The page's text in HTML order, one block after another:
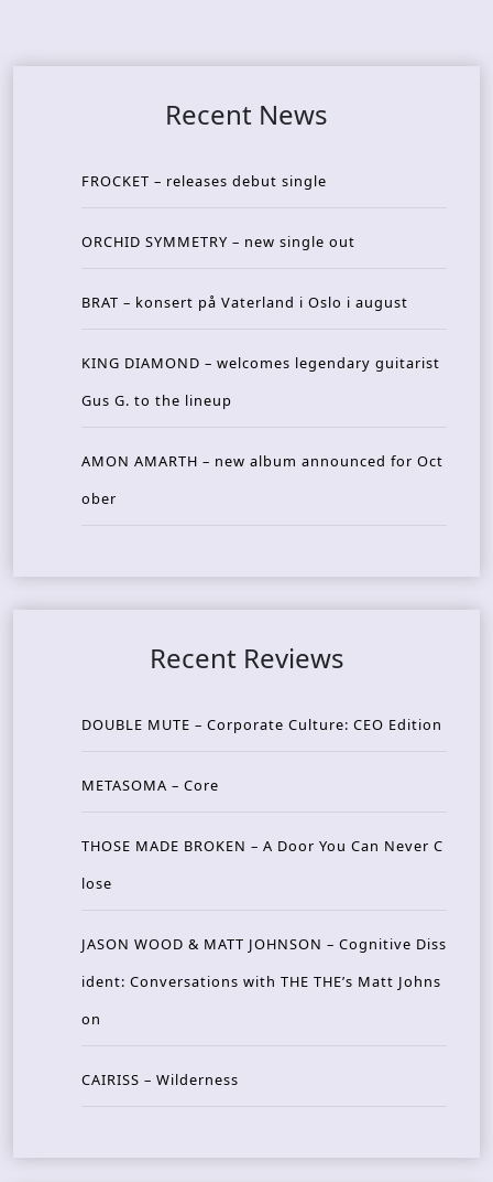
Recent News
FROCKET – releases debut single
ORCHID SYMMETRY – new single out
BRAT – konsert på Vaterland i Oslo i august
KING DIAMOND – welcomes legendary guitarist
Gus G. to the lineup
AMON AMARTH – new album announced for Oct
ober
Recent Reviews
DOUBLE MUTE – Corporate Culture: CEO Edition
METASOMA – Core
THOSE MADE BROKEN – A Door You Can Never C
lose
JASON WOOD & MATT JOHNSON – Cognitive Diss
ident: Conversations with THE THE’s Matt Johns
on
CAIRISS – Wilderness